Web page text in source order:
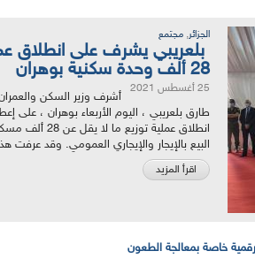
الجزائر, مجتمع
بلعريبي يشرف على انطلاق
28 ألف وحدة سكنية بوهران
25 أغسطس 2021
أشرف وزير السكن
طارق بلعريبي ، اليوم الأربعاء بوهران ، على
انطلاق عملية توزيع ما
البيع بالإيجار والإيجاري العمومي. وقد عرفت
اقرأ المزيد
خاصة بمعالجة الطعون